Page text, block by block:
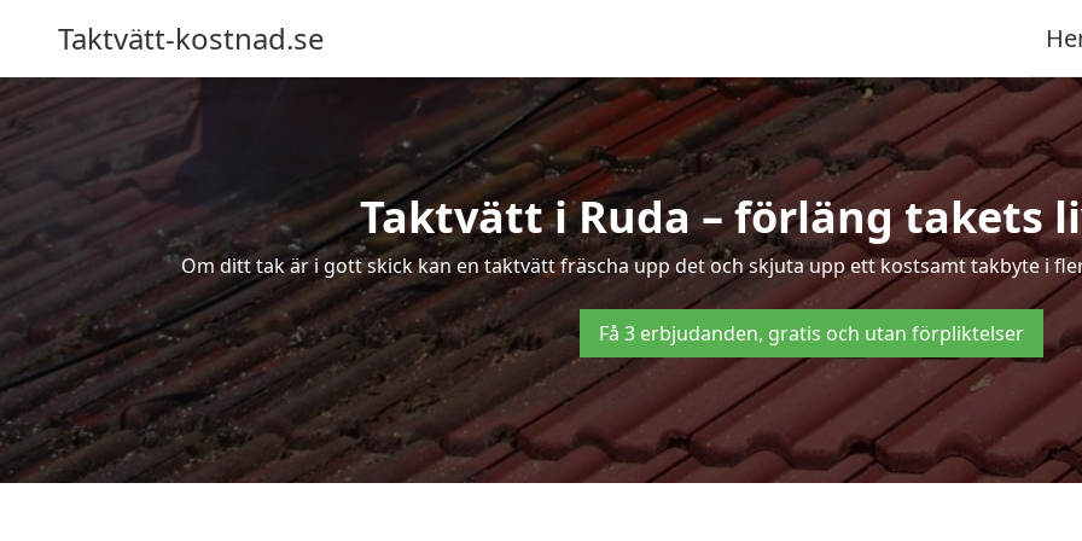
Taktvätt-kostnad.se
Taktvätt i Ruda – förläng takets
Om ditt tak är i gott skick kan en taktvätt fräscha upp det och skjuta upp ett kostsamt takbyte i
Få 3 erbjudanden, gratis och utan förpliktelser